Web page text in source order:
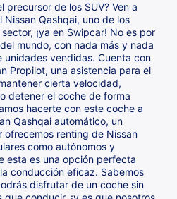
precursor de los SUV? Ven a
Qashqai, uno de los
¡ya en Swipcar! No es por
mundo, con nada más y nada
unidades vendidas. Cuenta con
Propilot, una asistencia para el
cierta velocidad,
detener el coche de forma
hacerte con este coche a
Qashqai automático, un
ofrecemos renting de Nissan
como autónomos y
esta es una opción perfecta
conducción eficaz. Sabemos
disfrutar de un coche sin